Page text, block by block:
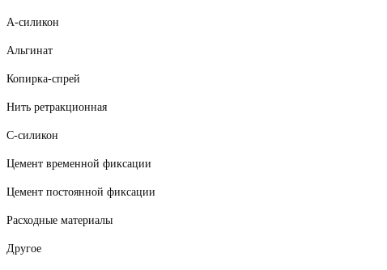
А-силикон
Альгинат
Копирка-спрей
Нить ретракционная
С-силикон
Цемент временной фиксации
Цемент постоянной фиксации
Расходные материалы
Другое